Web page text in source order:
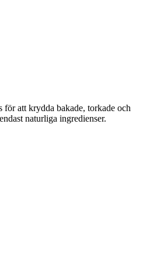
att krydda bakade, torkade och
naturliga ingredienser.